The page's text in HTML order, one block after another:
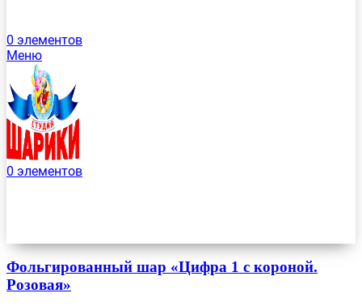
0 элементов
Меню
0 элементов
Фольгированный шар «Цифра 1 с короной.
Розовая»